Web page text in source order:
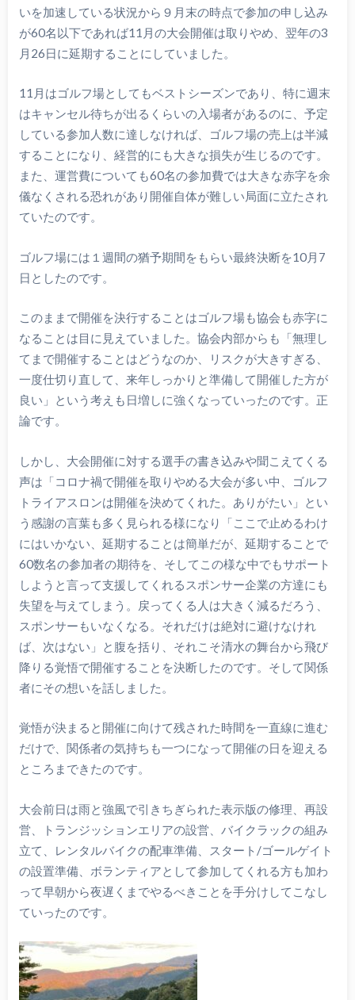
いを加速している状況から９月末の時点で参加の申し込み
が60名以下であれば11月の大会開催は取りやめ、翌年の3
月26日に延期することにしていました。
11月はゴルフ場としてもベストシーズンであり、特に週末
はキャンセル待ちが出るくらいの入場者があるのに、予定
している参加人数に達しなければ、ゴルフ場の売上は半減
することになり、経営的にも大きな損失が生じるのです。
また、運営費についても60名の参加費では大きな赤字を余
儀なくされる恐れがあり開催自体が難しい局面に立たされ
ていたのです。
ゴルフ場には１週間の猶予期間をもらい最終決断を10月7
日としたのです。
このままで開催を決行することはゴルフ場も協会も赤字に
なることは目に見えていました。協会内部からも「無理し
てまで開催することはどうなのか、リスクが大きすぎる、
一度仕切り直して、来年しっかりと準備して開催した方が
良い」という考えも日増しに強くなっていったのです。正
論です。
しかし、大会開催に対する選手の書き込みや聞こえてくる
声は「コロナ禍で開催を取りやめる大会が多い中、ゴルフ
トライアスロンは開催を決めてくれた。ありがたい」とい
う感謝の言葉も多く見られる様になり「ここで止めるわけ
にはいかない、延期することは簡単だが、延期することで
60数名の参加者の期待を、そしてこの様な中でもサポート
しようと言って支援してくれるスポンサー企業の方達にも
失望を与えてしまう。戻ってくる人は大きく減るだろう、
スポンサーもいなくなる。それだけは絶対に避けなけれ
ば、次はない」と腹を括り、それこそ清水の舞台から飛び
降りる覚悟で開催することを決断したのです。そして関係
者にその想いを話しました。
覚悟が決まると開催に向けて残された時間を一直線に進む
だけで、関係者の気持ちも一つになって開催の日を迎える
ところまできたのです。
大会前日は雨と強風で引きちぎられた表示版の修理、再設
営、トランジッションエリアの設営、バイクラックの組み
立て、レンタルバイクの配車準備、スタート/ゴールゲイト
の設置準備、ボランティアとして参加してくれる方も加わ
って早朝から夜遅くまでやるべきことを手分けしてこなし
ていったのです。